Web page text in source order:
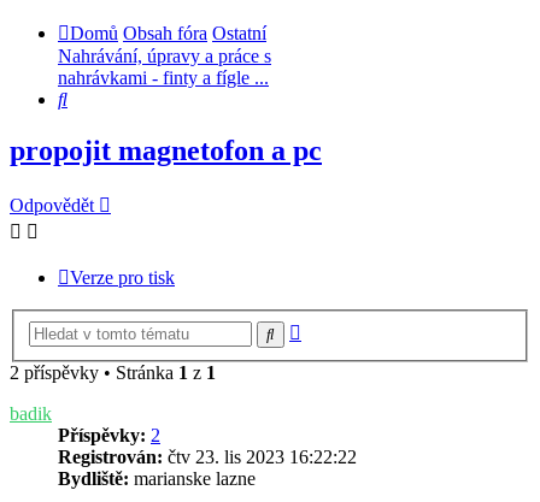
Domů Obsah fóra Ostatní
Nahrávání, úpravy a práce s
nahrávkami - finty a fígle ...
Hledat
propojit magnetofon a pc
Odpovědět
Verze pro tisk
Hledat
2 příspěvky • Stránka 1 z 1
badik
Příspěvky: 2
Registrován: čtv 23. lis 2023 16:22:22
Bydliště: marianske lazne